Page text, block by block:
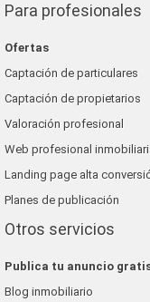
Para profesionales
Ofertas
Captación de particulares
Captación de propietarios
Valoración profesional
Web profesional
Landing page alta
Planes de publicación
Otros servicios
Publica tu anuncio
Blog inmobiliario